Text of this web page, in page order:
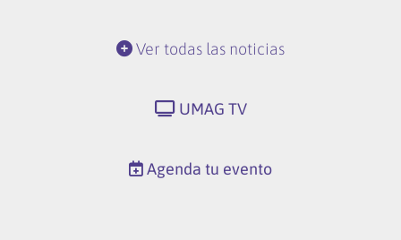
Ver todas las noticias
UMAG TV
Agenda tu evento